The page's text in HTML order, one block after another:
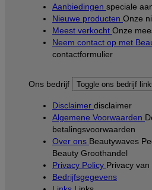
Aanbiedingen speciale
Nieuwe producten Onze
Meest verkocht Onze
Neem contact op met
contactformulier
Ons bedrijf Toggle ons bedrijf
Disclaimer disclaimer
Algemene Voorwaarden
betalingsvoorwaarden
Over ons Beautywaves
Beauty Groothandel
Privacy Policy Privacy
Bedrijfsgegevens